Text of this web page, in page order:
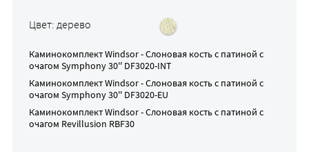
Цвет: дерево
КаминокомплектWindsor - Слоновая кость с патиной с
очагом Symphony 30'' DF3020-INT
КаминокомплектWindsor - Слоновая кость с патиной с
очагом Symphony 30'' DF3020-EU
КаминокомплектWindsor - Слоновая кость с патиной с
очагом Revillusion RBF30